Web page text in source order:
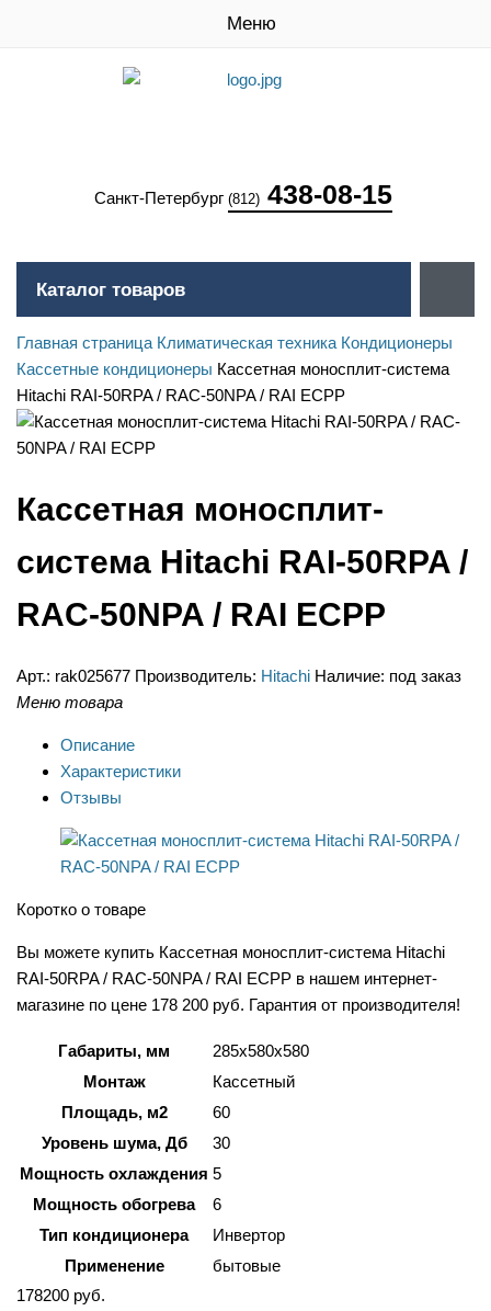
Меню
Санкт-Петербург (812) 438-08-15
Каталог товаров
Главная страница Климатическая техника Кондиционеры
Кассетные кондиционеры Кассетная моносплит-система
Hitachi RAI-50RPA / RAC-50NPA / RAI ECPP
Кассетная моносплит-
система Hitachi RAI-50RPA /
RAC-50NPA / RAI ECPP
Арт.: rak025677 Производитель: Hitachi Наличие: под заказ
Меню товара
Описание
Характеристики
Отзывы
Коротко о товаре
Вы можете купить Кассетная моносплит-система Hitachi
RAI-50RPA / RAC-50NPA / RAI ECPP в нашем интернет-
магазине по цене 178 200 руб. Гарантия от производителя!
Габариты, мм
285х580х580
Монтаж
Кассетный
Площадь, м2
60
Уровень шума, Дб
30
Мощность охлаждения 5
Мощность обогрева
6
Тип кондиционера
Инвертор
Применение
бытовые
178200 руб.